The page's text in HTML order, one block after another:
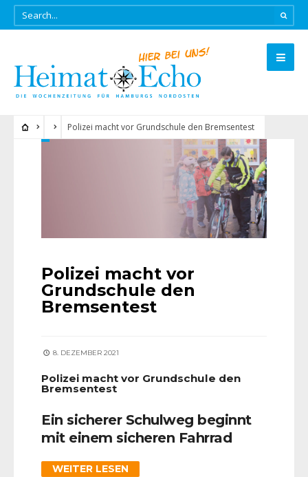
Polizei macht vor Grundschule den Bremsentest
Polizei macht vor
Grundschule den
Bremsentest
8. DEZEMBER 2021
Polizei macht vor Grundschule den
Bremsentest
Ein sicherer Schulweg beginnt
mit einem sicheren Fahrrad
WEITER LESEN